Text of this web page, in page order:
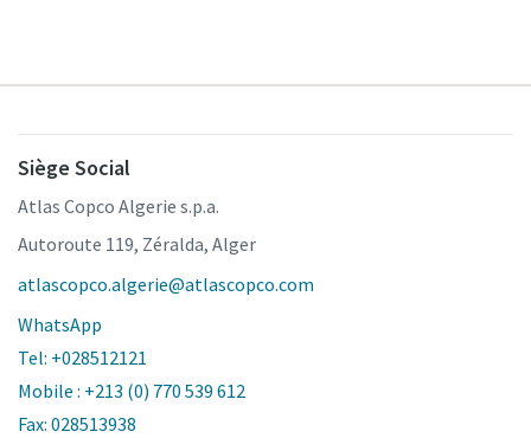
Siège Social
Atlas Copco Algerie s.p.a.
Autoroute 119, Zéralda, Alger
atlascopco.algerie@atlascopco.com
WhatsApp
Tel: +028512121
Mobile : +213 (0) 770 539 612
Fax: 028513938